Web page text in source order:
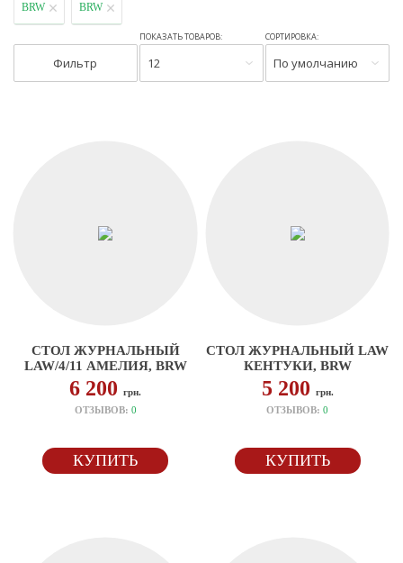
BRW BRW
Фильтр
ПОКАЗАТЬ ТОВАРОВ:
12
СОРТИРОВКА:
По умолчанию
СТОЛ ЖУРНАЛЬНЫЙ
LAW/4/11 АМЕЛИЯ, BRW
6 200грн.
ОТЗЫВОВ: 0
КУПИТЬ
СТОЛ ЖУРНАЛЬНЫЙ LAW
КЕНТУКИ, BRW
5 200 грн.
ОТЗЫВОВ:0
КУПИТЬ